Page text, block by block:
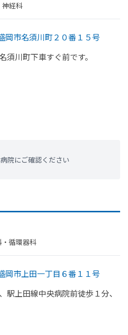
神経科
岡市名須川町２０番１５号
須川町下車すぐ前です。
院にご確認ください
循環器科
岡市上田一丁目６番１１号
駅上田線中央病院前徒歩１分、